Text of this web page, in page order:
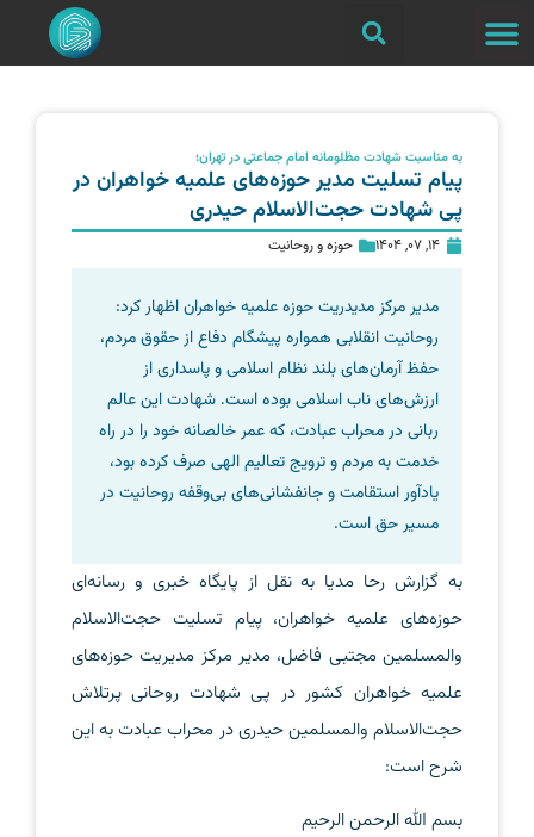
به مناسبت شهادت مظلومانه امام جماعتی در تهران؛
پیام تسلیت مدیر حوزه‌های علمیه خواهران در
پی شهادت حجت‌الاسلام حیدری
14, 07, 1404 حوزه و روحانیت
مدیر مرکز مدیدریت حوزه علمیه خواهران اظهار کرد:
روحانیت انقلابی همواره پیشگام دفاع از حقوق مردم،
حفظ آرمان‌های بلند نظام اسلامی و پاسداری از
ارزش‌های ناب اسلامی بوده است. شهادت این عالم
ربانی در محراب عبادت، که عمر خالصانه خود را در راه
خدمت به مردم و ترویج تعالیم الهی صرف کرده بود،
یادآور استقامت و جانفشانی‌های بی‌وقفه روحانیت در
مسیر حق است.
به گزارش رحا مدیا به نقل از پایگاه خبری و رسانه‌ای
حوزه‌های علمیه خواهران، پیام تسلیت حجت‌الاسلام
والمسلمین مجتبی فاضل، مدیر مرکز مدیریت حوزه‌های
علمیه خواهران کشور در پی شهادت روحانی پرتلاش
حجت‌الاسلام والمسلمین حیدری در محراب عبادت به این
شرح است:
بسم الله الرحمن الرحیم